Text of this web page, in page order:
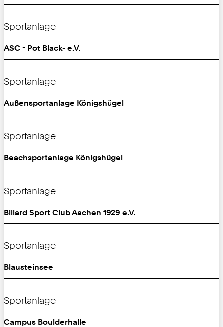
Sportanlage
ASC - Pot Black- e.V.
Sportanlage
Außensportanlage Königshügel
Sportanlage
Beachsportanlage Königshügel
Sportanlage
Billard Sport Club Aachen 1929 e.V.
Sportanlage
Blausteinsee
Sportanlage
Campus Boulderhalle